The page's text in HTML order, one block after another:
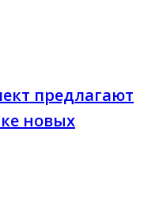
предлагают
новых